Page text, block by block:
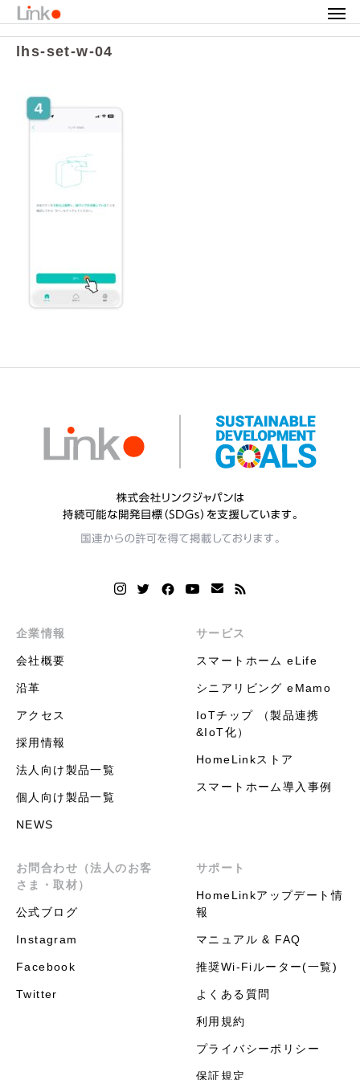
カテゴリ
lhs-set-w-04
企業情報
会社概要
沿革
アクセス
採用情報
法人向け製品一覧
個人向け製品一覧
NEWS
サービス
スマートホーム eLife
シニアリビング eMamo
IoTチップ （製品連携
&IoT化）
HomeLinkストア
スマートホーム導入事例
お問合わせ（法人のお客
さま・取材）
公式ブログ
Instagram
Facebook
Twitter
サポート
HomeLinkアップデート情
報
マニュアル & FAQ
推奨Wi-Fiルーター(一覧)
よくある質問
利用規約
プライバシーポリシー
保証規定